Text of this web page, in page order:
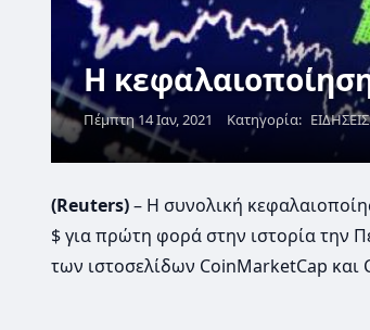
Η
Πέμπτη 14 Ιαν, 2021 Κατηγορία:
(Reuters)– Η συνολική
$ για πρώτη φορά στην ιστορία την
των ιστοσελίδων CoinMarketCap και